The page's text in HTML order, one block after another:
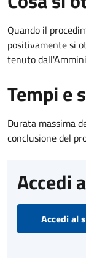
Quando il
positivamente si
tenuto
Tempi e
Durata massima
conclusione del
Accedi
Accedi al